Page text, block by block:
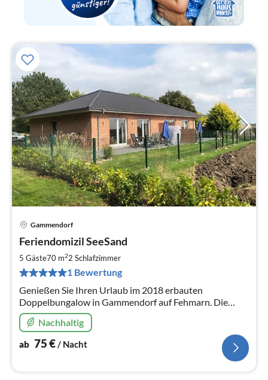
Gammendorf
Feriendomizil SeeSand
5 Gäste70 m22 Schlafzimmer
1 Bewertung
Genießen Sie Ihren Urlaub im 2018 erbauten
Doppelbungalow in Gammendorf auf Fehmarn. Die
ebenerdigen Wohneinheiten bieten Gemütlichkeit &
Komfort in südlicher Dorfrandlage.
Nachhaltig
ab 75€/ Nacht